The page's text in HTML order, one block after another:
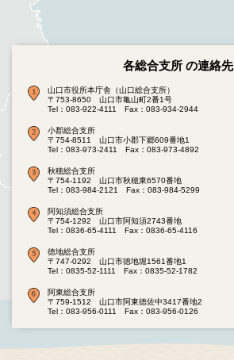
各総合支所 の連絡先
山口市役所本庁舎（山口総合支所）
〒753-8650 山口市亀山町2番1号
Tel：083-922-4111
Fax：083-934-2944
小郡総合支所
〒754-8511 山口市小郡下郷609番地1
Tel：083-973-2411
Fax：083-973-4892
秋穂総合支所
〒754-1192 山口市秋穂東6570番地
Tel：083-984-2121
Fax：083-984-5299
阿知須総合支所
〒754-1292 山口市阿知須2743番地
Tel：0836-65-4111
Fax：0836-65-4116
徳地総合支所
〒747-0292 山口市徳地堀1561番地1
Tel：0835-52-1111
Fax：0835-52-1782
阿東総合支所
〒759-1512 山口市阿東徳佐中3417番地2
Tel：083-956-0111
Fax：083-956-0126